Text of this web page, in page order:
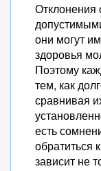
Отклонения
они могут
здоровья
Поэтому
тем, как
сравнивая
есть
обратиться
зависит не